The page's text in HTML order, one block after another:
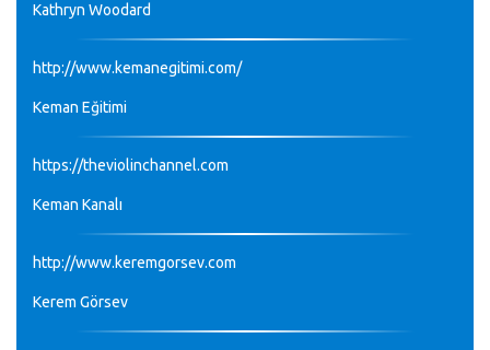
Kathryn Woodard
http://www.kemanegitimi.com/
Keman Eğitimi
https://theviolinchannel.com
Keman Kanalı
http://www.keremgorsev.com
Kerem Görsev